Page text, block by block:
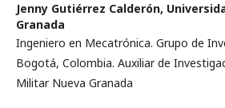
Jenny Gutiérrez Calderón,
Granada
Ingeniero en Mecatrónica. Grupo de
Bogotá, Colombia. Auxiliar de
Militar Nueva Granada